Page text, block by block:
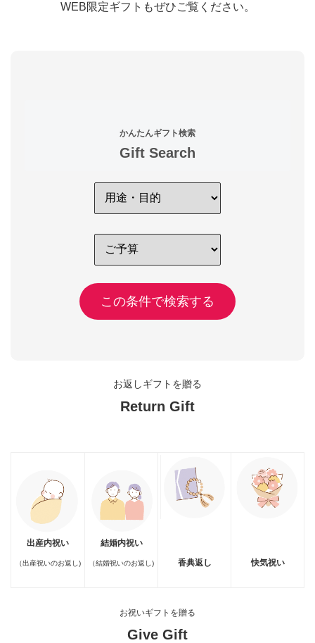
WEB限定ギフトもぜひご覧ください。
かんたんギフト検索
Gift Search
この条件で検索する
お返しギフトを贈る
Return Gift
出産内祝い
（出産祝いのお返し)
結婚内祝い
（結婚祝いのお返し) 香典返し 快気祝い
お祝いギフトを贈る
Give Gift